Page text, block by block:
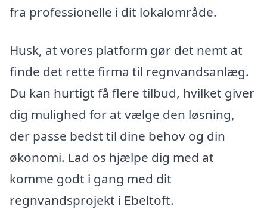
fra professionelle i dit lokalområde.
Husk, at vores platform gør det nemt at
finde det rette firma til regnvandsanlæg.
Du kan hurtigt få flere tilbud, hvilket giver
dig mulighed for at vælge den løsning,
der passe bedst til dine behov og din
økonomi. Lad os hjælpe dig med at
komme godt i gang med dit
regnvandsprojekt i Ebeltoft.